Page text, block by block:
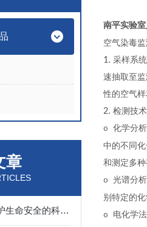
章
生物报警器一款守护生命安全的科技哨兵
南平实验
空气染毒
1. 采样系
速抽取至
性的空气
2. 检测技
o 化学分
中的不同
和测定多
o 光谱分
别特定的
o 电化学